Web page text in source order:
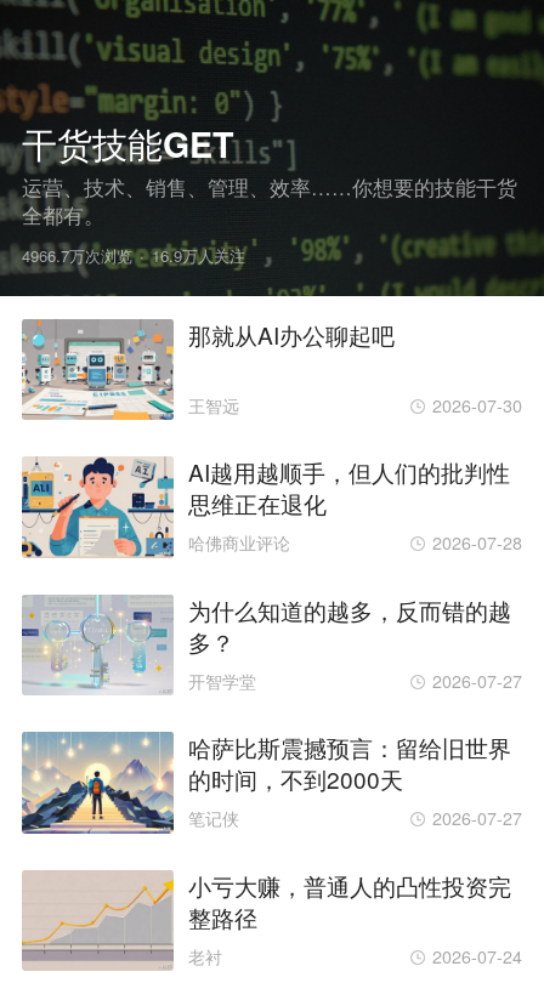
干货技能GET
运营、技术、销售、管理、效率……你想要的技能干货
全都有。
4966.7万次浏览 · 16.9万人关注
那就从AI办公聊起吧
王智远 2026-07-30
AI越用越顺手，但人们的批判性
思维正在退化
哈佛商业评论 2026-07-28
为什么知道的越多，反而错的越
多？
开智学堂 2026-07-27
哈萨比斯震撼预言：留给旧世界
的时间，不到2000天
笔记侠 2026-07-27
小亏大赚，普通人的凸性投资完
整路径
老衬 2026-07-24